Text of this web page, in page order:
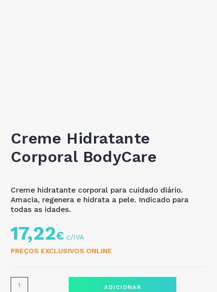
Creme Hidratante
Corporal BodyCare
Creme hidratante corporal para cuidado diário.
Amacia, regenera e hidrata a pele. Indicado para
todas as idades.
17,22€
PREÇOS EXCLUSIVOS ONLINE
ADICIONAR